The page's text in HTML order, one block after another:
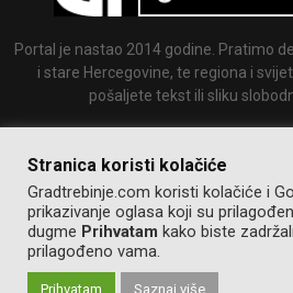
Portal je nastao 2014 godine. Pratimo
i stare Hercegovine, te regiona i
pošaljete tekst ili sliku
Stranica koristi kolačiće
Gradtrebinje.com koristi kolačiće i
prikazivanje oglasa koji su
dugme Prihvatam kako biste
prilagođeno vama.
Prihvatam Saznaj više